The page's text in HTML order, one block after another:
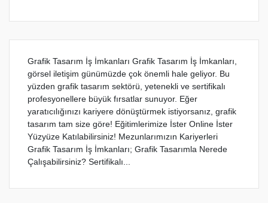
Grafik Tasarım İş İmkanları Grafik Tasarım İş İmkanları,
görsel iletişim günümüzde çok önemli hale geliyor. Bu
yüzden grafik tasarım sektörü, yetenekli ve sertifikalı
profesyonellere büyük fırsatlar sunuyor. Eğer
yaratıcılığınızı kariyere dönüştürmek istiyorsanız, grafik
tasarım tam size göre! Eğitimlerimize İster Online İster
Yüzyüze Katılabilirsiniz! Mezunlarımızın Kariyerleri
Grafik Tasarım İş İmkanları; Grafik Tasarımla Nerede
Çalışabilirsiniz? Sertifikalı...